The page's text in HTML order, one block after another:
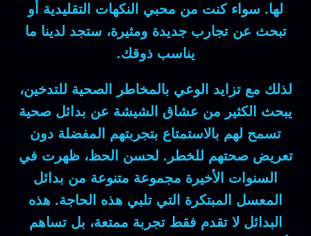
لها. سواء كنت من محبي النكهات التقليدية أو
تبحث عن تجارب جديدة ومثيرة، ستجد لدينا ما
يناسب ذوقك.
لذلك مع تزايد الوعي بالمخاطر الصحية للتدخين،
يبحث الكثير من عشاق الشيشة عن بدائل صحية
تسمح لهم بالاستمتاع بتجربتهم المفضلة دون
تعريض صحتهم للخطر. لحسن الحظ، ظهرت في
السنوات الأخيرة مجموعة متنوعة من بدائل
المعسل المبتكرة التي تلبي هذه الحاجة. هذه
البدائل لا تقدم فقط تجربة ممتعة، بل تساهم